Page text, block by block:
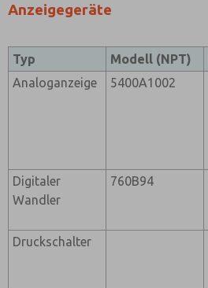
Anzeigegeräte
Typ Modell (NPT)
Analoganzeige
5400A1002
Digitaler
Wandler
760B94
Druckschalter